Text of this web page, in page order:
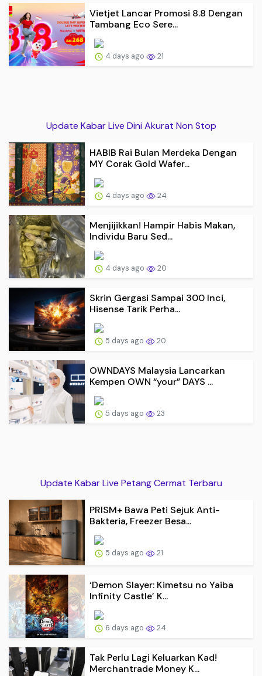
Vietjet Lancar Promosi 8.8 Dengan
Tambang Eco Sere...
4 days ago 21
Update Kabar Live Dini Akurat Non Stop
HABIB Rai Bulan Merdeka Dengan
MY Corak Gold Wafer...
4 days ago 24
Menjijikkan! Hampir Habis Makan,
Individu Baru Sed...
4 days ago 20
Skrin Gergasi Sampai 300 Inci,
Hisense Tarik Perha...
5 days ago 20
OWNDAYS Malaysia Lancarkan
Kempen OWN “your” DAYS ...
5 days ago 23
Update Kabar Live Petang Cermat Terbaru
PRISM+ Bawa Peti Sejuk Anti-
Bakteria, Freezer Besa...
5 days ago 21
‘Demon Slayer: Kimetsu no Yaiba
Infinity Castle’ K...
6 days ago 24
Tak Perlu Lagi Keluarkan Kad!
Merchantrade Money K...